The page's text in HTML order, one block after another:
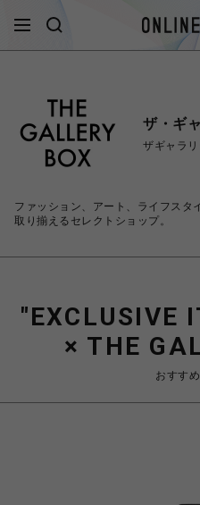
ザ・ギ
ザギャラ
ファッション、アート、ライフスタ
取り揃えるセレクトショップ。
"EXCLUSIVE
× THE
おすす